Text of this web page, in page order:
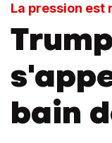
La pression est
bain